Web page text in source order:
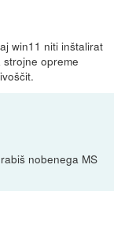
win11 niti inštalirat
opreme
nobenega MS